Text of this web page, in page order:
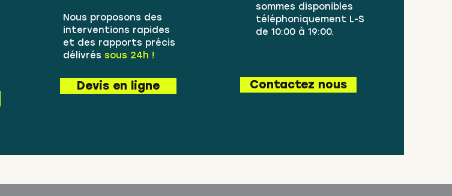
Nous proposons des
interventions rapides
et des rapports précis
délivrés sous 24h !
Devis en ligne
sommes disponibles
téléphoniquement L-S
de 10:00 à 19:00.
Contactez nous